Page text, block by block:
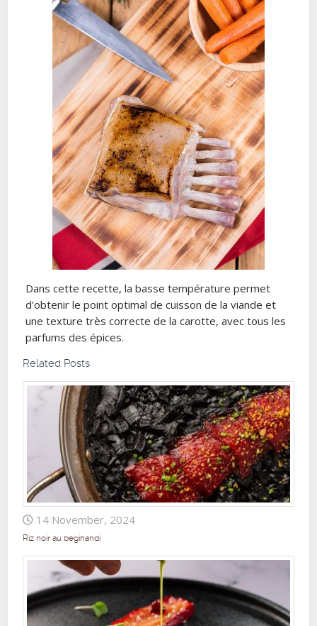
Dans cette recette, la basse température permet
d’obtenir le point optimal de cuisson de la viande et
une texture très correcte de la carotte, avec tous les
parfums des épices.
Related Posts
14 November, 2024
Riz noir au begihandi